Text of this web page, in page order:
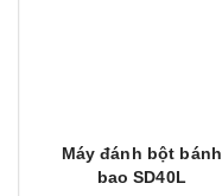
Máy đánh bột bánh
bao SD40L